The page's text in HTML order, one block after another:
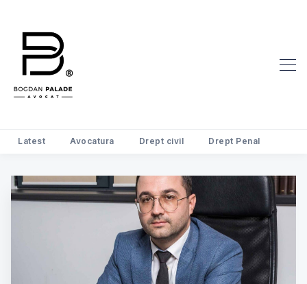
Search Avocat Bogdan
Latest Avocatura Drept civil Drept Penal